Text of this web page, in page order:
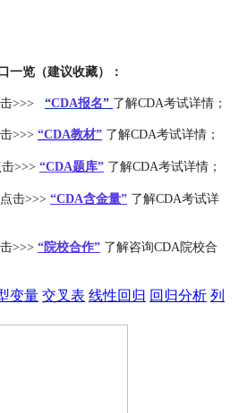
一览（建议收藏）：
>>> “CDA报名” 了解CDA考试详情；
>>> “CDA教材” 了解CDA考试详情；
>>> “CDA题库” 了解CDA考试详情；
点击>>> “CDA含金量” 了解CDA考试详
击>>> “院校合作” 了解咨询CDA院校合
变量 交叉表 线性回归 回归分析 列